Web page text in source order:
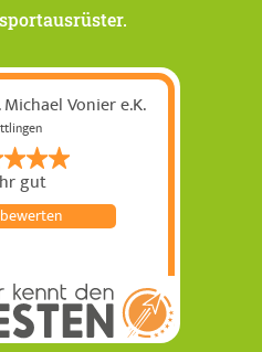
Vonier e.K.
gut
Stickchef® - Inh.
Michael Vonier e.K.